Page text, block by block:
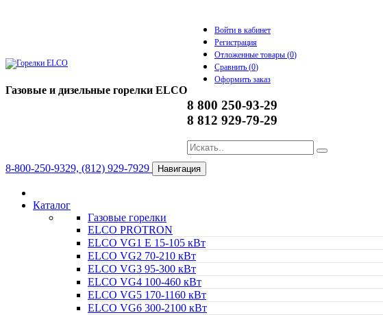
Газовые и дизельные горелки ELCO
Войти в кабинет
Регистрация
Отложенные товары (0)
Сравнить (0)
Оформить заказ
8 800 250-93-29
8 812 929-79-29
8-800-250-9329, (812) 929-7929 Навигация
Каталог
Газовые горелки
ELCO PROTRON
ELCO VG1 E 15-105 кВт
ELCO VG2 70-210 кВт
ELCO VG3 95-300 кВт
ELCO VG4 100-460 кВт
ELCO VG5 170-1160 кВт
ELCO VG6 300-2100 кВт